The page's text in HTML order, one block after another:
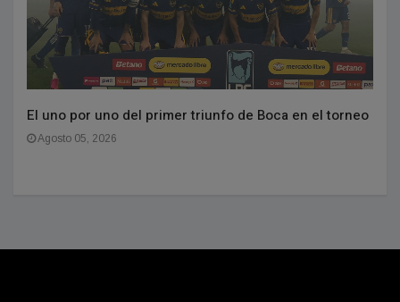
El uno por uno del primer triunfo de Boca en el torneo
Agosto 05, 2026